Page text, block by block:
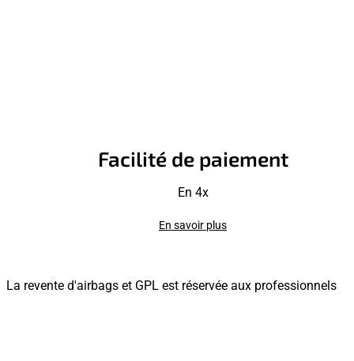
Facilité de paiement
En 4x
En savoir plus
La revente d'airbags et GPL est réservée aux professionnels